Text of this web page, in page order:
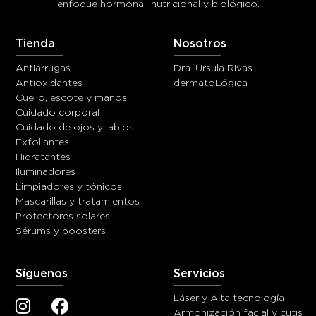
enfoque hormonal, nutricional y biológico.
Tienda
Antiarrugas
Antioxidantes
Cuello, escote y manos
Cuidado corporal
Cuidado de ojos y labios
Exfoliantes
Hidratantes
Iluminadores
Limpiadores y tónicos
Mascarillas y tratamientos
Protectores solares
Sérums y boosters
Nosotros
Dra. Ursula Rivas
dermatoLógica
Síguenos Servicios
Láser y Alta tecnología
Armonización facial y cutis